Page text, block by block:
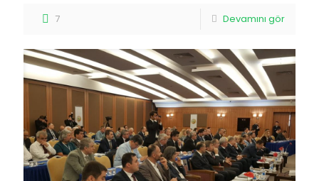
7 Devamını gör